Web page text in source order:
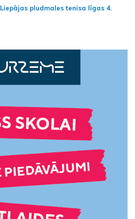
pludmales tenisa līgas 4.